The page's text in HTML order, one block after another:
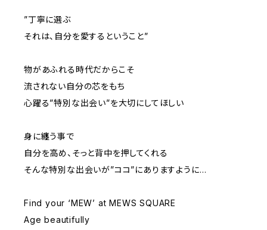
”丁寧に選ぶ
それは、自分を愛するということ”
物があふれる時代だからこそ
流されない自分の芯をもち
心躍る”特別な出会い”を大切にしてほしい
身に纏う事で
自分を高め、そっと背中を押してくれる
そんな特別な出会いが”ココ”にありますように…
Find your ‘MEW’ at MEWS SQUARE
Age beautifully